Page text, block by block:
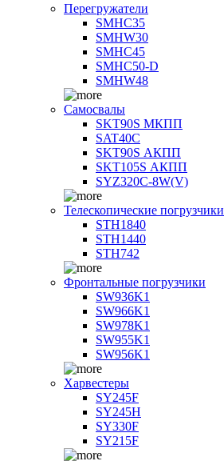
Перегружатели
SMHC35
SMHW30
SMHC45
SMHC50-D
SMHW48
Самосвалы
SKT90S МКПП
SAT40C
SKT90S АКПП
SKT105S АКПП
SYZ320C-8W(V)
Телескопические погрузчики
STH1840
STH1440
STH742
Фронтальные погрузчики
SW936K1
SW966K1
SW978K1
SW955K1
SW956K1
Харвестеры
SY245F
SY245H
SY330F
SY215F